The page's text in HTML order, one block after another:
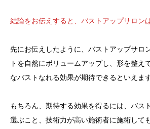
結論をお伝えすると、バストアップサロン
先にお伝えしたように、バストアップサロ
トを自然にボリュームアップし、形を整え
なバストなれる効果が期待できるといえます
もちろん、期待する効果を得るには、バス
選ぶこと、技術力が高い施術者に施術して